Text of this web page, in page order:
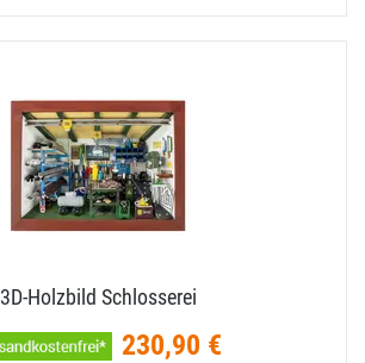
3D-​Holzbild Schlosserei
230,90 €